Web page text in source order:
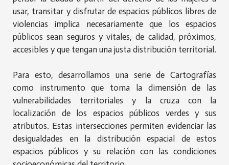
usar, transitar y disfrutar de espacios públicos libres de
violencias implica necesariamente que los espacios
públicos sean seguros y vitales, de calidad, próximos,
accesibles y que tengan una justa distribución territorial.
Para esto, desarrollamos una serie de Cartografías
como instrumento que toma la dimensión de las
vulnerabilidades territoriales y la cruza con la
localización de los espacios públicos verdes y sus
atributos. Estas intersecciones permiten evidenciar las
desigualdades en la distribución espacial de estos
espacios públicos y su relación con las condiciones